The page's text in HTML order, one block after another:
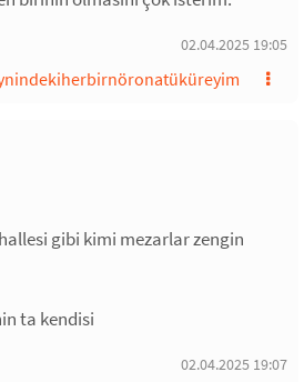
02.04.2025 19:05
gibi kimi mezarlar zengin
ta kendisi
02.04.2025 19:07